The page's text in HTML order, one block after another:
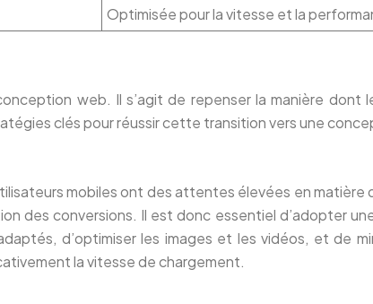
Optimisée pour la vitesse et la
web. Il s’agit de repenser la manière dont
clés pour réussir cette transition vers une
mobiles ont des attentes élevées en
des conversions. Il est donc essentiel d’adopter
d’optimiser les images et les vidéos, et de
la vitesse de chargement.